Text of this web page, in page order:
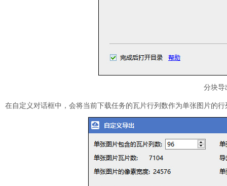
分块导
在自定义对话框中，会将当前下载任务的瓦片行列数作为单张图片的